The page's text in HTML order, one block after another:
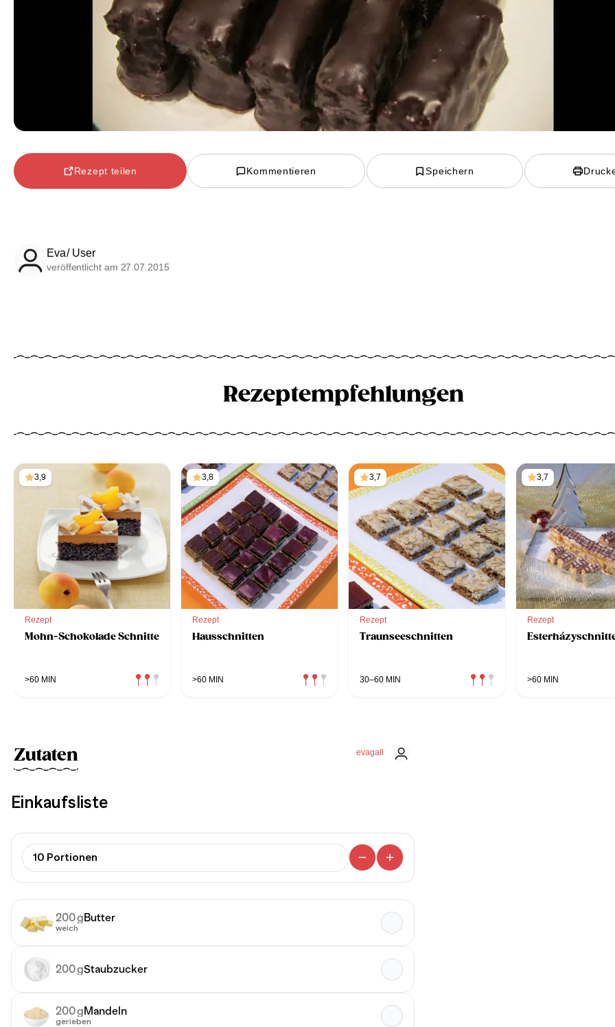
Rezept teilen Kommentieren Speichern
Eva/ User
veröffentlicht am 27.07.2015
Rezeptempfehlungen
3,9
Rezept
Mohn-Schokolade Schnitte
>60 MIN
3,8
Rezept
Hausschnitten
>60 MIN
3,7
Rezept
Traunseeschnitten
30–60 MIN
3,7
Rezept
>60 MIN
evagall
Zutaten